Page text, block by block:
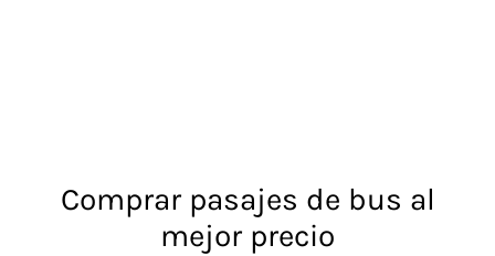
Comprar pasajes de bus al
mejor precio